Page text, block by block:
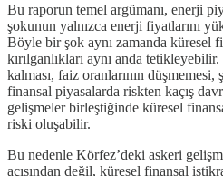
Bu raporun temel argümanı, enerji
şokunun yalnızca enerji fiyatlarını
Böyle bir şok aynı zamanda küresel
kırılganlıkları aynı anda
kalması, faiz oranlarının
finansal piyasalarda riskten kaçış
gelişmeler birleştiğinde küresel
riski oluşabilir.
Bu nedenle Körfez’deki askeri
açısından değil, küresel finansal